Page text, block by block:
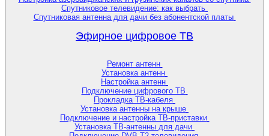
Спутниковое телевидение: как выбрать
Спутниковая антенна для дачи без абонентской платы
Эфирное цифровое ТВ
Ремонт антенн
Установка антенн
Настройка антенн
Подключение цифрового ТВ
Прокладка ТВ-кабеля
Установка антенны на крыше
Подключение и настройка ТВ-приставки
Установка ТВ-антенны для дачи